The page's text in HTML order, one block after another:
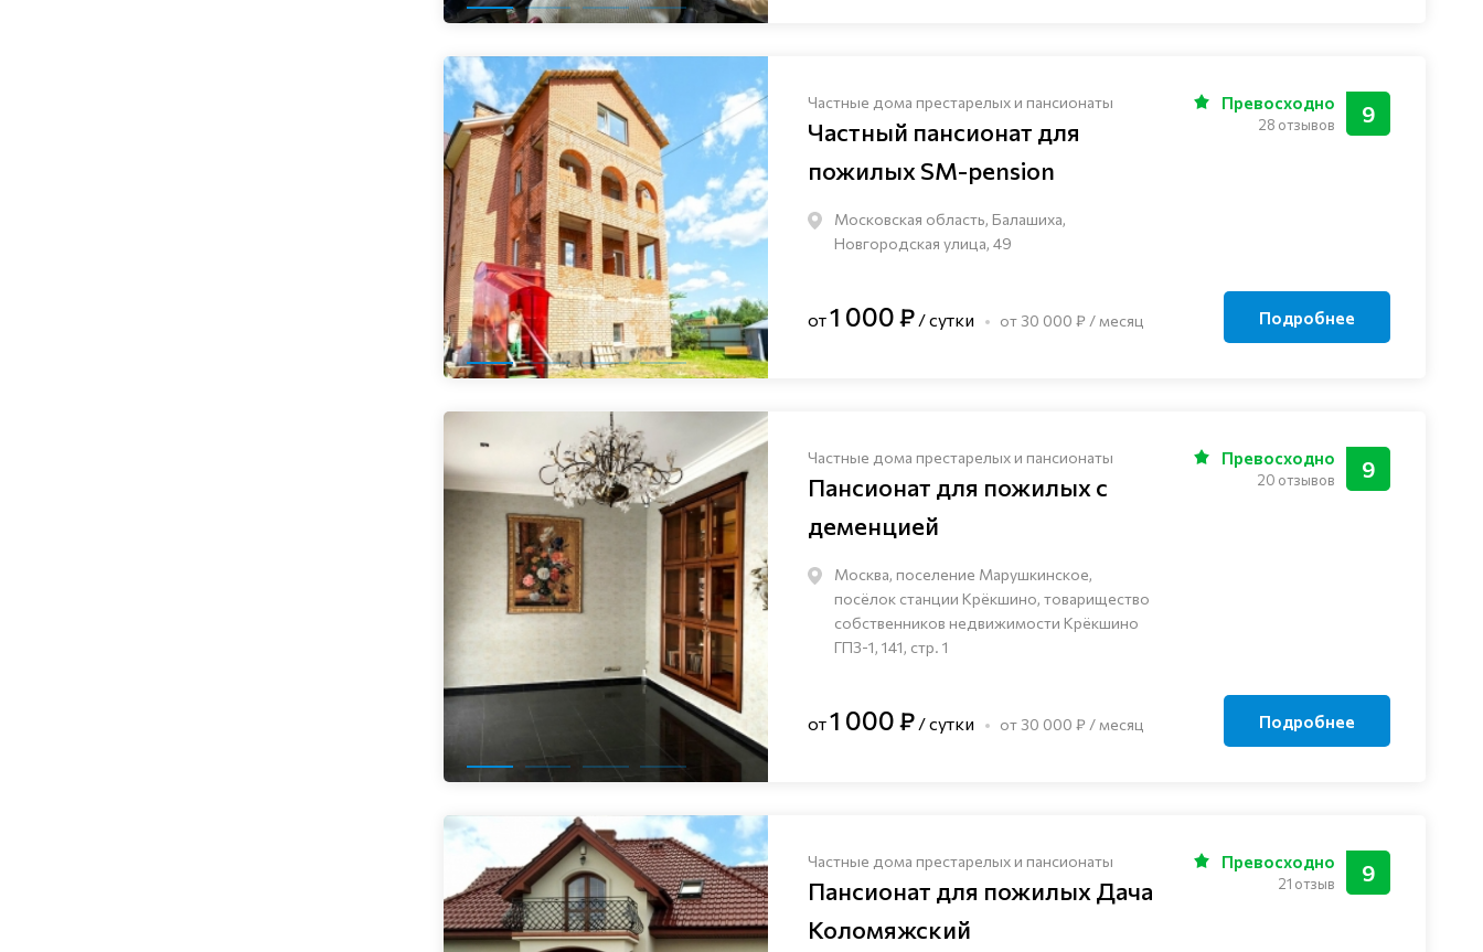
Частные дома престарелых и пансионаты
Частный пансионат для
пожилых SM-pension
Московская область, Балашиха,
Новгородская улица, 49
9
Превосходно
28 отзывов
от1 000 ₽ / сутки от 30 000 ₽ / месяц Подробнее
Частные дома престарелых и пансионаты
Пансионат для пожилых с
деменцией
Москва, поселение Марушкинское,
посёлок станции Крёкшино, товарищество
собственников недвижимости Крёкшино
ГПЗ-1, 141, стр. 1
9
Превосходно
20 отзывов
от1 000 ₽ / сутки от 30 000 ₽ / месяц Подробнее
Частные дома престарелых и пансионаты
Пансионат для пожилых Дача
Коломяжский
9
Превосходно
21 отзыв